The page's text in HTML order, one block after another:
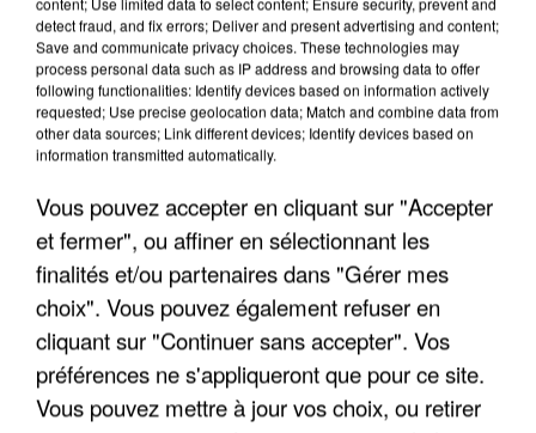
TITRES DIFFUSÉS
CELINE DION
Tout L'or Des Hommes
INDOCHINE
No Name
AXEL BAUER ET
ZAZIE
A Ma Place
detect fraud, and fix errors; Deliver and present advertising and content;
Save and communicate privacy choices. These technologies may
process personal data such as IP address and browsing data to offer
following functionalities: Identify devices based on information actively
requested; Use precise geolocation data; Match and combine data from
other data sources; Link different devices; Identify devices based on
information transmitted automatically.
Vous pouvez accepter en cliquant sur "Accepter
et fermer", ou affiner en sélectionnant les
finalités et/ou partenaires dans "Gérer mes
choix". Vous pouvez également refuser en
cliquant sur "Continuer sans accepter". Vos
préférences ne s'appliqueront que pour ce site.
Vous pouvez mettre à jour vos choix, ou retirer